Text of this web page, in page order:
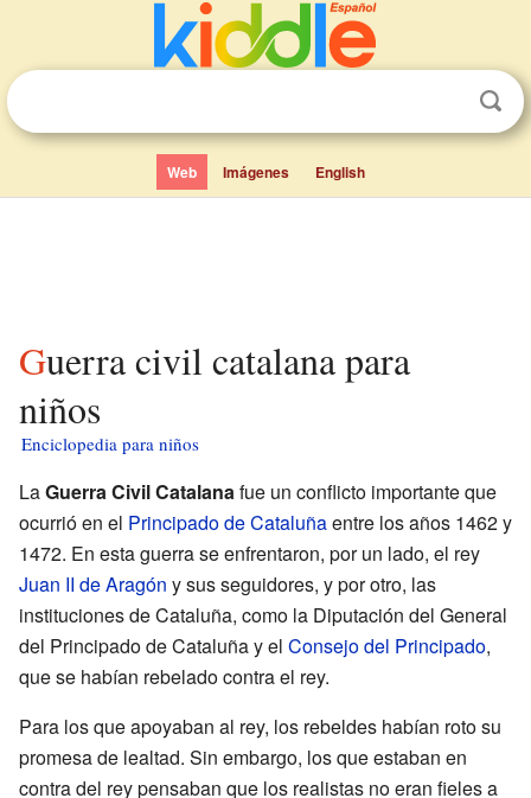
Web Imágenes English
Guerra civil catalana para
niños
Enciclopedia para niños
LaGuerra Civil Catalanafue un conflicto importante que
ocurrió en el Principado de Cataluñaentre los años 1462 y
1472. En esta guerra se enfrentaron, por un lado, el rey
Juan II de Aragón y sus seguidores, y por otro, las
instituciones de Cataluña, como la Diputación del General
del Principado de Cataluña y el Consejo del Principado,
que se habían rebelado contra el rey.
Para los que apoyaban al rey, los rebeldes habían roto su
promesa de lealtad. Sin embargo, los que estaban en
contra del rey pensaban que los realistas no eran fieles a